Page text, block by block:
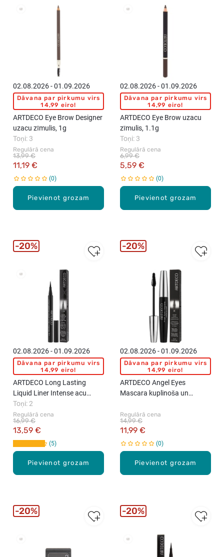
Pievienot grozam
02.08.2026 - 01.09.2026
Dāvana par pirkumu virs
14,99 eiro!
ARTDECO Eye Brow Designer
uzacu zīmulis, 1g
Regulārā cena
11,19 €
13,99 €
Toņi: 3
0
Pievienot grozam
02.08.2026 - 01.09.2026
Dāvana par pirkumu virs
14,99 eiro!
ARTDECO Eye Brow uzacu
zīmulis, 1.1g
Regulārā cena
5,59 €
6,99 €
Toņi: 3
0
Pievienot grozam
02.08.2026 - 01.09.2026
Dāvana par pirkumu virs
14,99 eiro!
ARTDECO Long Lasting
Liquid Liner Intense acu
laineris, 0.6ml
Regulārā cena
13,59 €
16,99 €
Toņi: 2
5
20%
Pievienot grozam
02.08.2026 - 01.09.2026
Dāvana par pirkumu virs
14,99 eiro!
ARTDECO Angel Eyes
Mascara kuplinoša un
Regulārā cena
11,99 €
14,99 €
0
20%
20% 20%